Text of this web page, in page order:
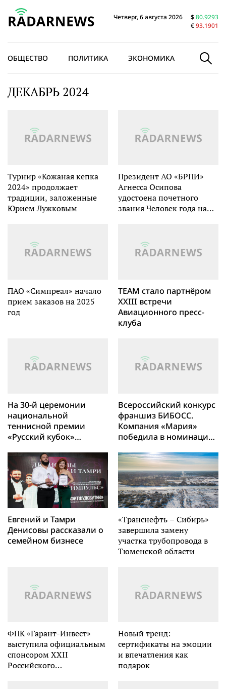
Четверг, 6 августа 2026 $80.9293
€93.1901
ОБЩЕСТВО ПОЛИТИКА ЭКОНОМИКА В МИРЕ
ДЕКАБРЬ 2024
Турнир «Кожаная кепка
2024» продолжает
традиции, заложенные
Юрием Лужковым
Президент АО «БРПИ»
Агнесса Осипова
удостоена почетного
звания Человек года на
ПАО «Симпреал» начало
прием заказов на 2025
год
TEAM стало партнёром
XXIII встречи
Авиационного пресс-
клуба
На 30-й церемонии
национальной
теннисной премии
«Русский кубок»
Юрия Лужкова
Всероссийский конкурс
франшиз БИБОСС.
Компания «Мария»
победила в номинации
Евгений и Тамри
Денисовы рассказали о
семейном бизнесе
«Транснефть – Сибирь»
завершила замену
участка трубопровода в
Тюменской области
ФПК «Гарант-Инвест»
выступила официальным
спонсором XXII
Российского
Новый тренд:
сертификаты на эмоции
и впечатления как
подарок